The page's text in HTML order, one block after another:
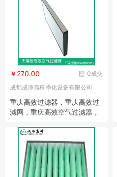
0成交
￥270.00
成都成净高科净化设备有限公司
重庆高效过滤器，重庆高效过
滤网，重庆高效空气过滤器，